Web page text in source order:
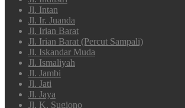
Jl. Intan
Jl. Ir. Juanda
Jl. Irian Barat
Jl. Irian Barat (Percut Sampali)
Jl. Iskandar Muda
Jl. Ismaliyah
Jl. Jambi
Jl. Jati
Jl. Jaya
Jl. K. Sugiono